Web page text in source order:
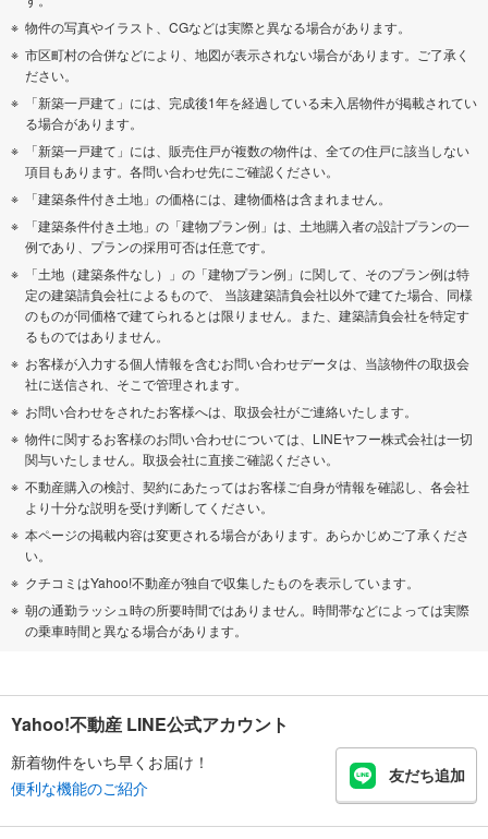
物件の写真やイラスト、CGなどは実際と異なる場合があります。
市区町村の合併などにより、地図が表示されない場合があります。ご了承く
ださい。
「新築一戸建て」には、完成後1年を経過している未入居物件が掲載されてい
る場合があります。
「新築一戸建て」には、販売住戸が複数の物件は、全ての住戸に該当しない
項目もあります。各問い合わせ先にご確認ください。
「建築条件付き土地」の価格には、建物価格は含まれません。
「建築条件付き土地」の「建物プラン例」は、土地購入者の設計プランの一
例であり、プランの採用可否は任意です。
「土地（建築条件なし）」の「建物プラン例」に関して、そのプラン例は特
定の建築請負会社によるもので、 当該建築請負会社以外で建てた場合、同様
のものが同価格で建てられるとは限りません。また、建築請負会社を特定す
るものではありません。
お客様が入力する個人情報を含むお問い合わせデータは、当該物件の取扱会
社に送信され、そこで管理されます。
お問い合わせをされたお客様へは、取扱会社がご連絡いたします。
物件に関するお客様のお問い合わせについては、LINEヤフー株式会社は一切
関与いたしません。取扱会社に直接ご確認ください。
不動産購入の検討、契約にあたってはお客様ご自身が情報を確認し、各会社
より十分な説明を受け判断してください。
本ページの掲載内容は変更される場合があります。あらかじめご了承くださ
い。
クチコミはYahoo!不動産が独自で収集したものを表示しています。
朝の通勤ラッシュ時の所要時間ではありません。時間帯などによっては実際
の乗車時間と異なる場合があります。
Yahoo!不動産 LINE公式アカウント
新着物件をいち早くお届け！
便利な機能のご紹介
友だち追加